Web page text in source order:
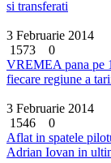
si transferati
3 Februarie 2014
1573
0
VREMEA pana pe
fiecare regiune a
3 Februarie 2014
1546
0
Aflat in spatele
Adrian Iovan in